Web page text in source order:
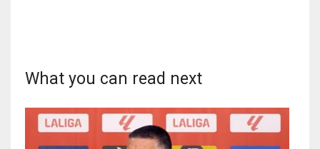
What you can read next